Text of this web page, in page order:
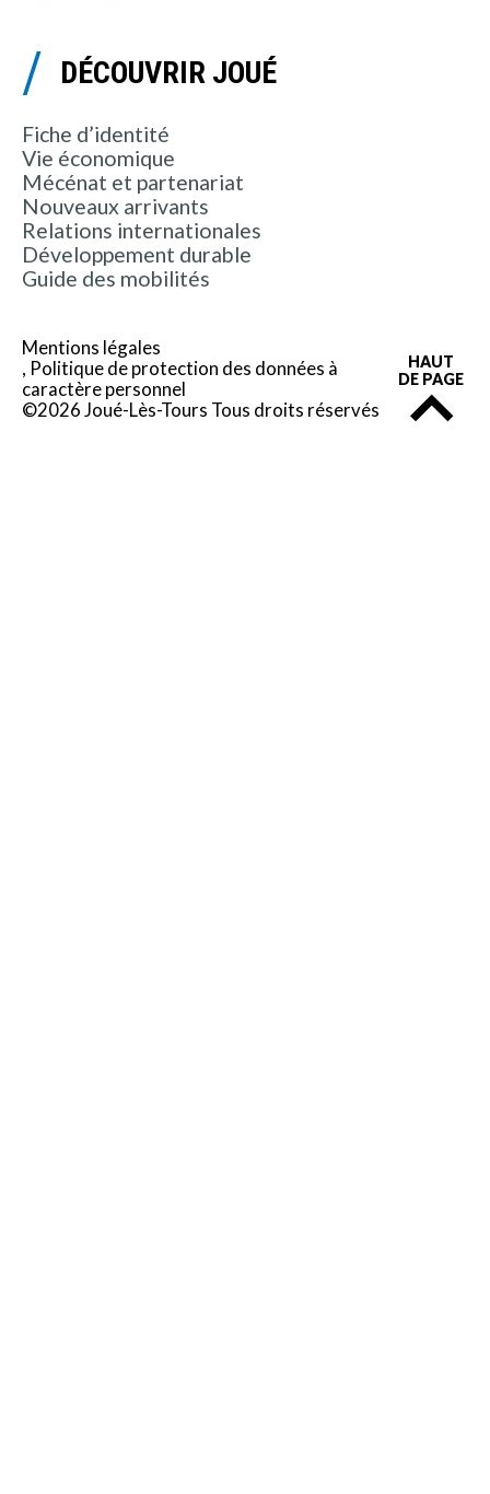
DÉCOUVRIR JOUÉ
Fiche d’identité
Vie économique
Mécénat et partenariat
Nouveaux arrivants
Relations internationales
Développement durable
Guide des mobilités
Mentions légales
Politique de protection des données à
caractère personnel
©2026 Joué-Lès-Tours Tous droits réservés
HAUT
DE PAGE